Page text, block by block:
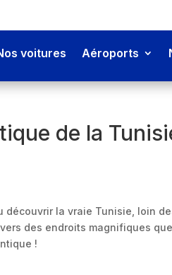
voitures Aéroports
de la
découvrir la vraie Tunisie, loin
des endroits magnifiques
!